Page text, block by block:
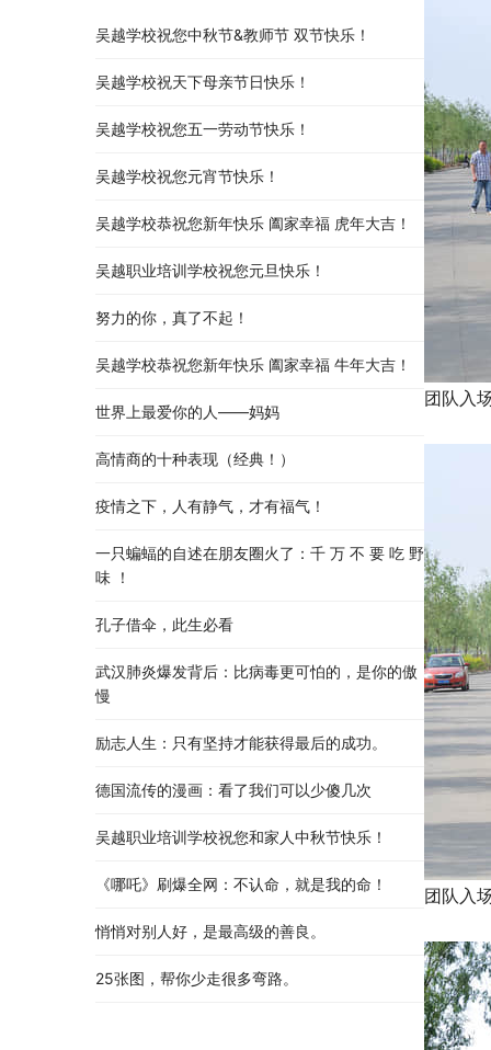
团队入
团队入
吴越学校祝您中秋节&教师节 双节快乐！
吴越学校祝天下母亲节日快乐！
吴越学校祝您五一劳动节快乐！
吴越学校祝您元宵节快乐！
吴越学校恭祝您新年快乐 阖家幸福 虎年大吉！
吴越职业培训学校祝您元旦快乐！
努力的你，真了不起！
吴越学校恭祝您新年快乐 阖家幸福 牛年大吉！
世界上最爱你的人——妈妈
高情商的十种表现（经典！）
疫情之下，人有静气，才有福气！
一只蝙蝠的自述在朋友圈火了：千 万 不 要 吃 野
味 ！
孔子借伞，此生必看
武汉肺炎爆发背后：比病毒更可怕的，是你的傲
慢
励志人生：只有坚持才能获得最后的成功。
德国流传的漫画：看了我们可以少傻几次
吴越职业培训学校祝您和家人中秋节快乐​！​
《哪吒》刷爆全网：不认命，就是我的命！
悄悄对别人好，是最高级的善良。
25张图，帮你少走很多弯路。